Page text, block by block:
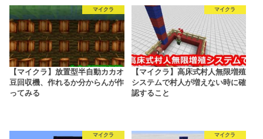
マイクラ
【マイクラ】放置型半自動カカオ
豆回収機、作れるか分からんが作
ってみる
マイクラ
【マイクラ】高床式村人無限増殖
システムで村人が増えない時に確
認すること
マイクラ マイクラ